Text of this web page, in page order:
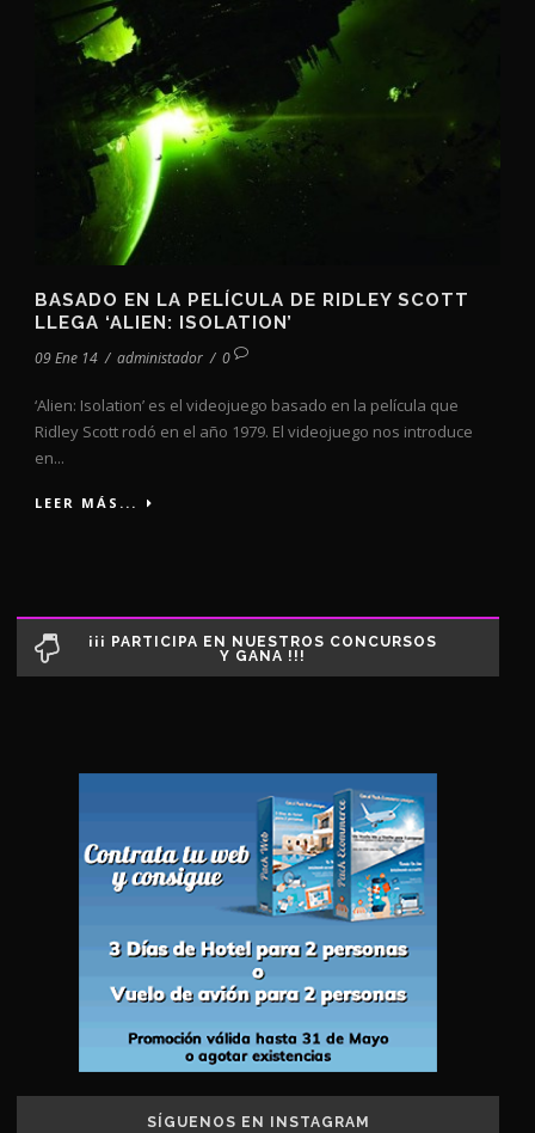
BASADO EN LA PELÍCULA DE RIDLEY SCOTT
LLEGA ‘ALIEN: ISOLATION’
09 Ene 14 / administador / 0
‘Alien: Isolation’ es el videojuego basado en la película que
Ridley Scott rodó en el año 1979. El videojuego nos introduce
en...
LEER MÁS...
¡¡¡ PARTICIPA EN NUESTROS CONCURSOS
Y GANA !!!
SÍGUENOS EN INSTAGRAM